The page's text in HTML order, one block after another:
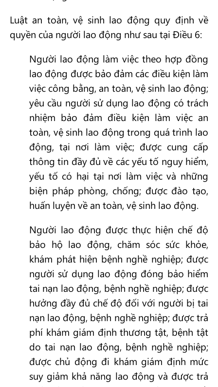
Luật an toàn, vệ sinh lao động quy định về
quyền của người lao động như sau tại Điều 6:
Người lao động làm việc theo hợp đồng
lao động được bảo đảm các điều kiện làm
việc công bằng, an toàn, vệ sinh lao động;
yêu cầu người sử dụng lao động có trách
nhiệm bảo đảm điều kiện làm việc an
toàn, vệ sinh lao động trong quá trình lao
động, tại nơi làm việc; được cung cấp
thông tin đầy đủ về các yếu tố nguy hiểm,
yếu tố có hại tại nơi làm việc và những
biện pháp phòng, chống; được đào tạo,
huấn luyện về an toàn, vệ sinh lao động.
Người lao động được thực hiện chế độ
bảo hộ lao động, chăm sóc sức khỏe,
khám phát hiện bệnh nghề nghiệp; được
người sử dụng lao động đóng bảo hiểm
tai nạn lao động, bệnh nghề nghiệp; được
hưởng đầy đủ chế độ đối với người bị tai
nạn lao động, bệnh nghề nghiệp; được trả
phí khám giám định thương tật, bệnh tật
do tai nạn lao động, bệnh nghề nghiệp;
được chủ động đi khám giám định mức
suy giảm khả năng lao động và được trả